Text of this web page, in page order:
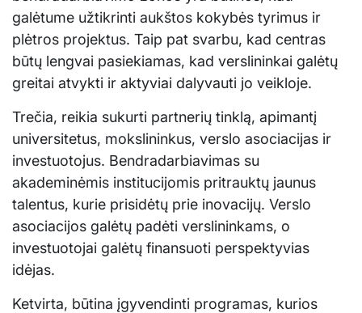
galėtume užtikrinti aukštos kokybės tyrimus ir
plėtros projektus. Taip pat svarbu, kad centras
būtų lengvai pasiekiamas, kad verslininkai galėtų
greitai atvykti ir aktyviai dalyvauti jo veikloje.
Trečia, reikia sukurti partnerių tinklą, apimantį
universitetus, mokslininkus, verslo asociacijas ir
investuotojus. Bendradarbiavimas su
akademinėmis institucijomis pritrauktų jaunus
talentus, kurie prisidėtų prie inovacijų. Verslo
asociacijos galėtų padėti verslininkams, o
investuotojai galėtų finansuoti perspektyvias
idėjas.
Ketvirta, būtina įgyvendinti programas, kurios